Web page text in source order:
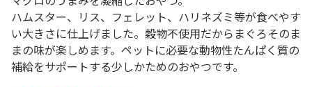
ハムスター、リス、フェレット、ハリネズミ等が食べやす
い大きさに仕上げました。穀物不使用だからまぐろそのま
まの味が楽しめます。ペットに必要な動物性たんぱく質の
補給をサポートする少しかためのおやつです。